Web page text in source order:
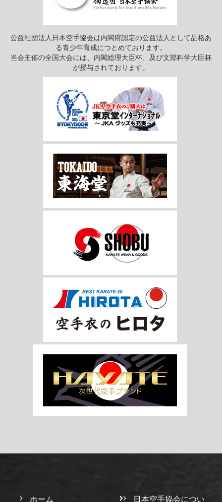
公益社団法人日本空手協会は内閣府認定の公益法人として品格あ
る青少年育成につとめております。
当会主催の全国大会には、内閣総理大臣杯、及び文部科学大臣杯
が授与されております。
ホーム
日本空手協会につい